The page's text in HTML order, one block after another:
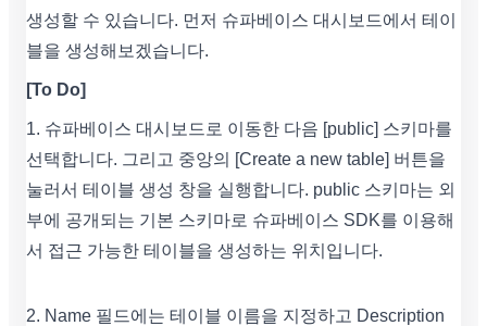
생성할 수 있습니다. 먼저 슈파베이스 대시보드에서 테이
블을 생성해보겠습니다.
[To Do]
1. 슈파베이스 대시보드로 이동한 다음 [public] 스키마를
선택합니다. 그리고 중앙의 [Create a new table] 버튼을
눌러서 테이블 생성 창을 실행합니다. public 스키마는 외
부에 공개되는 기본 스키마로 슈파베이스 SDK를 이용해
서 접근 가능한 테이블을 생성하는 위치입니다.
2. Name 필드에는 테이블 이름을 지정하고 Description